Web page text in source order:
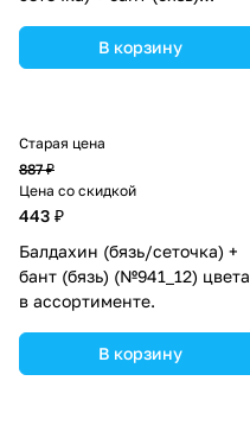
ассортименте.В корзину
Старая цена
887 ₽
Цена со скидкой
443 ₽
Балдахин (бязь/сеточка) +
бант (бязь) (№941_12) цвета
в ассортименте.
В корзину